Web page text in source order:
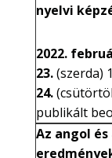
nyelvi
2022.
23.(szerda)
24.
publikált
Az angol